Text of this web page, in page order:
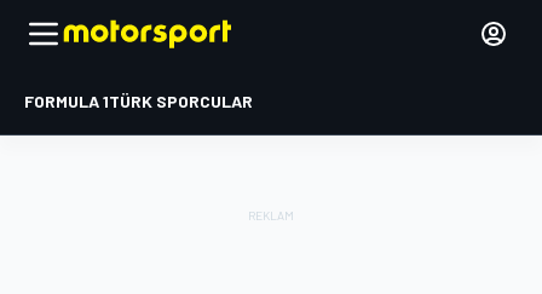
FORMULA 1TÜRK SPORCULAR